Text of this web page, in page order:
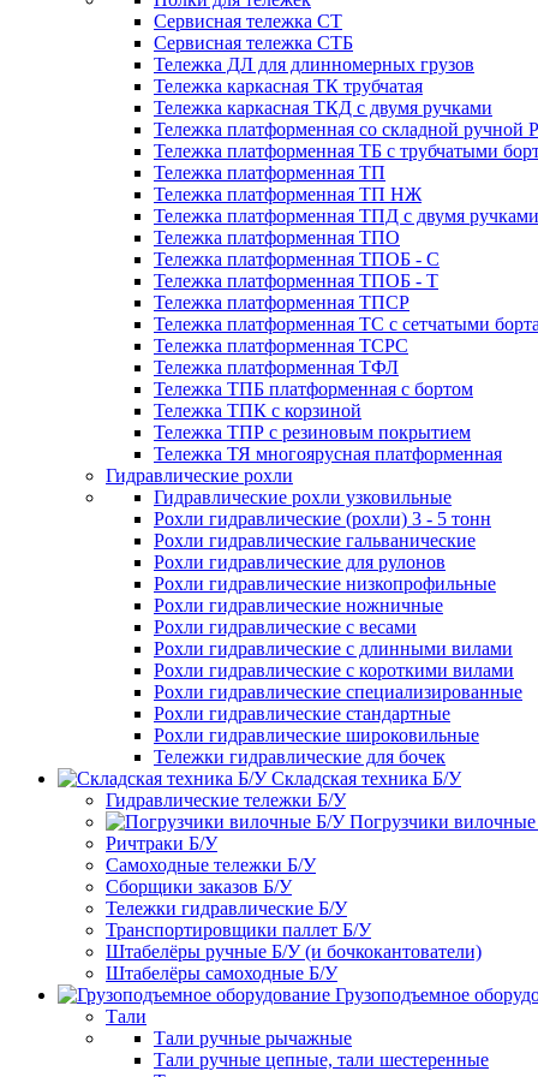
Сервисная тележка СТ
Сервисная тележка СТБ
Тележка ДЛ для длинномерных грузов
Тележка каркасная ТК трубчатая
Тележка каркасная ТКД с двумя ручками
Тележка платформенная со складной ручной
Тележка платформенная ТБ с трубчатыми
Тележка платформенная ТП
Тележка платформенная ТП НЖ
Тележка платформенная ТПД с двумя ручками
Тележка платформенная ТПО
Тележка платформенная ТПОБ - С
Тележка платформенная ТПОБ - Т
Тележка платформенная ТПСР
Тележка платформенная ТС с сетчатыми
Тележка платформенная ТСРС
Тележка платформенная ТФЛ
Тележка ТПБ платформенная с бортом
Тележка ТПК с корзиной
Тележка ТПР с резиновым покрытием
Тележка ТЯ многоярусная платформенная
Гидравлические рохли
Гидравлические рохли узковильные
Рохли гидравлические (рохли) 3 - 5 тонн
Рохли гидравлические гальванические
Рохли гидравлические для рулонов
Рохли гидравлические низкопрофильные
Рохли гидравлические ножничные
Рохли гидравлические с весами
Рохли гидравлические с длинными вилами
Рохли гидравлические с короткими вилами
Рохли гидравлические специализированные
Рохли гидравлические стандартные
Рохли гидравлические широковильные
Тележки гидравлические для бочек
Складская техника Б/У
Гидравлические тележки Б/У
Погрузчики
Ричтраки Б/У
Самоходные тележки Б/У
Сборщики заказов Б/У
Тележки гидравлические Б/У
Транспортировщики паллет Б/У
Штабелёры ручные Б/У (и бочкокантователи)
Штабелёры самоходные Б/У
Грузоподъемное
Тали
Тали ручные рычажные
Тали ручные цепные, тали шестеренные